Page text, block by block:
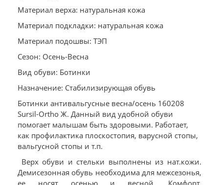
Материал верха: натуральная кожа
Материал подкладки: натуральная кожа
Материал подошвы: ТЭП
Сезон: Осень-Весна
Вид обуви: Ботинки
Назначение: Стабилизирующая обувь
Ботинки антивальгусные весна/осень 160208
Sursil-Ortho Ж. Данный вид удобной обуви
помогает малышам быть здоровыми. Работает,
как профилактика плоскостопия, варусной стопы,
вальгусной стопы и т.п.
Верх обуви и стельки выполнены из нат.кожи.
Демисезонная обувь необходима для межсезонья,